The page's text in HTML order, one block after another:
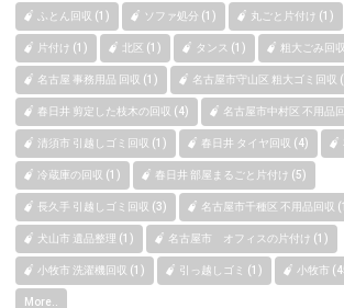
ふとん回収 (1) ソファ処分 (1) 丸ごと片付け (1)
片付け (1) 北区 (1) タンス (1) 粗大ごみ回
名古屋 事務用品 回収 (1) 名古屋市守山区 粗大ゴミ回収
春日井 剪定した枝木の回収 (4) 名古屋市中村区 不用品
清須市 引越しゴミ回収 (1) 春日井 タイヤ回収 (4)
冷蔵庫の回収 (1) 春日井 部屋まるごと片付け (5)
長久手 引越しゴミ回収 (3) 名古屋市千種区 不用品回収
犬山市 遺品整理 (1) 名古屋市 オフィスの片付け (1)
小牧市 洗濯機回収 (1) 引っ越しゴミ (1) 小牧市
More..